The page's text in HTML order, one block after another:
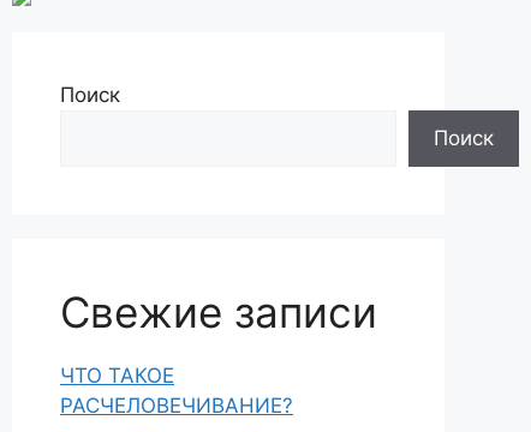
Поиск
Поиск
Свежие записи
ЧТО ТАКОЕ
РАСЧЕЛОВЕЧИВАНИЕ?